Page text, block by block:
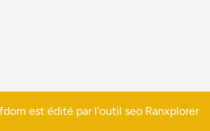
est édité par l'outil seo Ranxplorer